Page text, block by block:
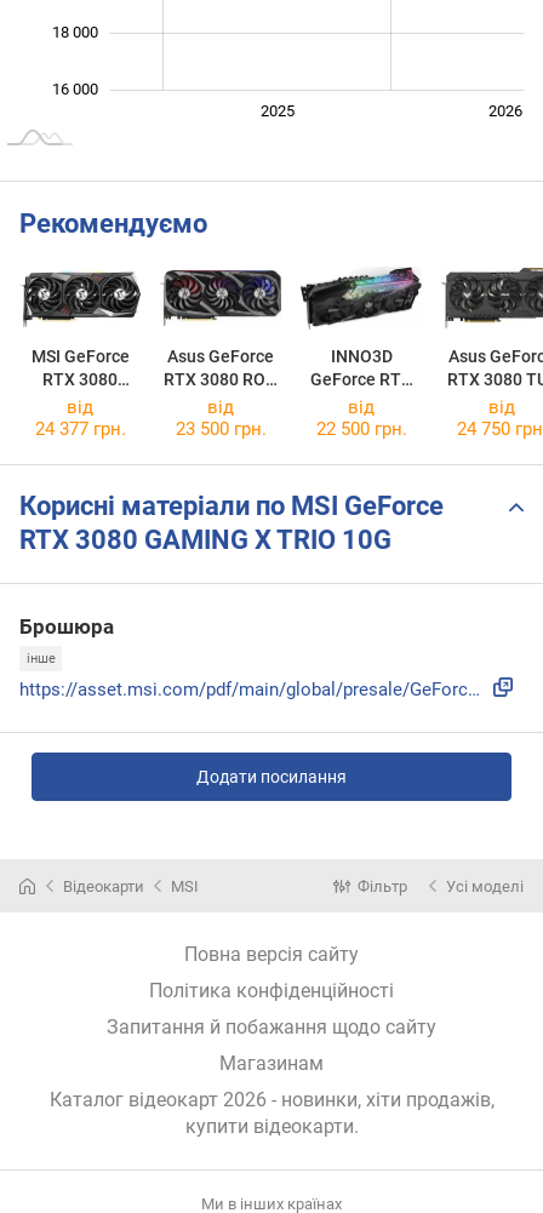
16 000
18 000
2025 2026
Рекомендуємо
MSI GeForce
RTX 3080
GAMING Z
TRIO 10G LHR
Asus GeForce
RTX 3080 ROG
Strix V2
Gaming OC
INNO3D
GeForce RTX
3080 ICHILL X4
LHR
Asus
RTX 3080
OC V2 LHR
від
24 377 грн.
від
23 500 грн.
від
22 500 грн.
від
24 750
Корисні матеріали по MSI GeForce
RTX 3080 GAMING X TRIO 10G
Брошюра
інше
https://asset.msi.com/pdf/main/global/presale/GeForce-RTX-3...
Додати посилання
Відеокарти MSI Фільтр Усі моделі
Повна версія сайту
Політика конфіденційності
Запитання й побажання щодо сайту
Магазинам
Каталог відеокарт 2026 - новинки, хіти продажів,
купити відеокарти.
Ми в інших країнах